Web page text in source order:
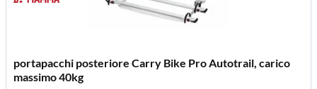
portapacchi posteriore Carry Bike Pro Autotrail, carico
massimo 40kg